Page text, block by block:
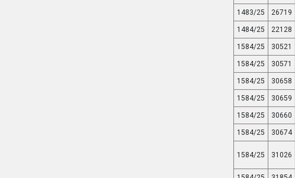
1483/25 26719
1484/25 22128
1584/25 30521
1584/25 30571
1584/25 30658
1584/25 30659
1584/25 30660
1584/25 30674
1584/25 31026